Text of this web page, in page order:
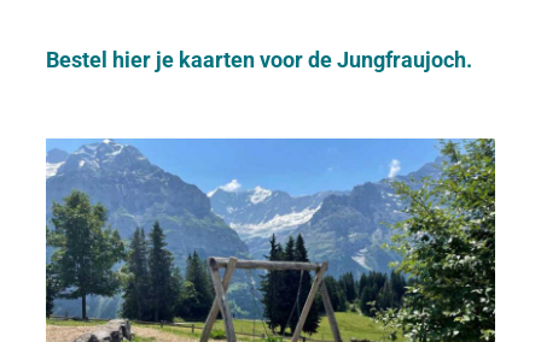
Bestel hier je kaarten voor de Jungfraujoch.